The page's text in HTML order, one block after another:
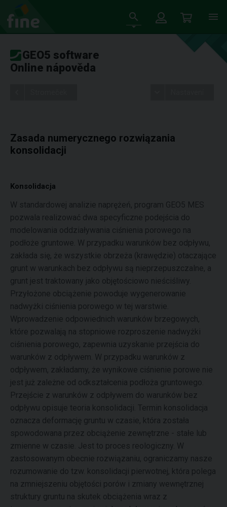
GEO5 software
Online nápověda
Zasada numerycznego rozwiązania
konsolidacji
Konsolidacja
W standardowej analizie naprężeń, program GEO5 MES
pozwala realizować dwa specyficzne podejścia do
modelowania oddziaływania ciśnienia porowego na
podłoże gruntowe. W przypadku warunków bez odpływu,
zakłada się, że wszystkie obrzeża (krawędzie) otaczające
grunt w warunkach bez odpływu są nieprzepuszczalne, a
grunt jest traktowany jako objętościowo nieściśliwy.
Przyłożone obciążenie powoduje wygenerowanie
nadwyżki ciśnienia porowego w tej warstwie.
Wprowadzenie odpowiednich warunków brzegowych,
które pozwalają na stopniowe rozproszenie nadwyżki
ciśnienia porowego, zapewnia uzyskanie przejścia do
warunków z odpływem. W przypadku warunków z
odpływem, zakładamy, że wynikowe ciśnienie porowe nie
jest już zależne od odkształcenia podłoża gruntowego.
Przejście z warunków z odpływem do warunków bez
odpływu opisuje teoria konsolidacji. Termin konsolidacja
oznacza deformację gruntu w czasie, która została
spowodowana przez obciążenie zewnętrzne - stałe lub
zmienne w czasie. Jest to proces reologiczny. W
zastosowanym obecnie rozwiązaniu, ograniczamy nasze
rozumowanie do tzw. konsolidacji pierwotnej, która polega
na zmniejszeniu objętości porów i zmiany wewnętrznej
struktury gruntu na skutek obciążenia wraz z